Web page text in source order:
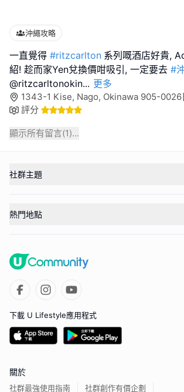
沖繩攻略
一直覺得 #ritzcarlton 系列嘅酒店好貴,
紹! 趁而家Yen兌換價咁吸引, 一定要去 #
@ritzcarltonokin... 更多
1343-1 Kise, Nago, Okinawa 905-0026
評分
顯示所有留言(1)...
社群主題
熱門地點
下載 U Lifestyle應用程式
關於
社群最強使用指南 社群創作有價企劃